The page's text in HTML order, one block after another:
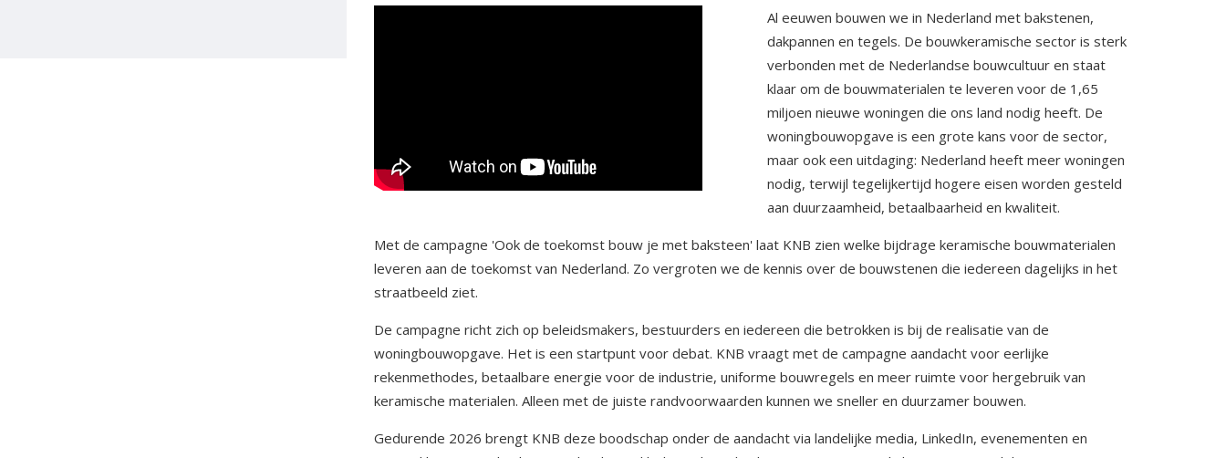
Al eeuwen bouwen we in Nederland met bakstenen,
dakpannen en tegels. De bouwkeramische sector is sterk
verbonden met de Nederlandse bouwcultuur en staat
klaar om de bouwmaterialen te leveren voor de 1,65
miljoen nieuwe woningen die ons land nodig heeft. De
woningbouwopgave is een grote kans voor de sector,
maar ook een uitdaging: Nederland heeft meer woningen
nodig, terwijl tegelijkertijd hogere eisen worden gesteld
aan duurzaamheid, betaalbaarheid en kwaliteit.
Met de campagne 'Ook de toekomst bouw je met baksteen' laat KNB zien welke bijdrage keramische bouwmaterialen
leveren aan de toekomst van Nederland. Zo vergroten we de kennis over de bouwstenen die iedereen dagelijks in het
straatbeeld ziet.
De campagne richt zich op beleidsmakers, bestuurders en iedereen die betrokken is bij de realisatie van de
woningbouwopgave. Het is een startpunt voor debat. KNB vraagt met de campagne aandacht voor eerlijke
rekenmethodes, betaalbare energie voor de industrie, uniforme bouwregels en meer ruimte voor hergebruik van
keramische materialen. Alleen met de juiste randvoorwaarden kunnen we sneller en duurzamer bouwen.
Gedurende 2026 brengt KNB deze boodschap onder de aandacht via landelijke media, LinkedIn, evenementen en